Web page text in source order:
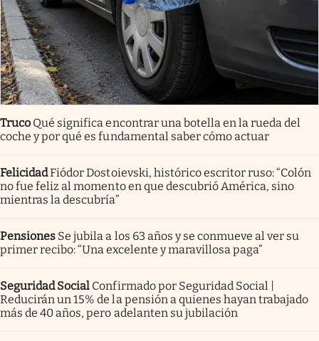
Truco Qué significa encontrar una botella en la rueda del
coche y por qué es fundamental saber cómo actuar
FelicidadFiódor Dostoievski, histórico escritor ruso: “Colón
no fue feliz al momento en que descubrió América, sino
mientras la descubría”
Pensiones Se jubila a los 63 años y se conmueve al ver su
primer recibo: “Una excelente y maravillosa paga”
Seguridad Social Confirmado por Seguridad Social |
Reducirán un 15% de la pensión a quienes hayan trabajado
más de 40 años, pero adelanten su jubilación